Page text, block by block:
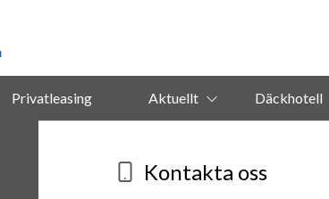
Privatleasing Aktuellt Däckhotell
Kontakta oss